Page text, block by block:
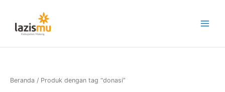
konten
Beranda / Produk dengan tag “donasi”